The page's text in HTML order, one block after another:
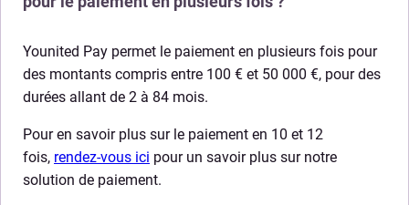
Younited Pay permet le paiement en plusieurs fois pour
des montants compris entre 100 € et 50 000 €, pour des
durées allant de 2 à 84 mois.
Pour en savoir plus sur le paiement en 10 et 12
fois, rendez-vous ici pour un savoir plus sur notre
solution de paiement.